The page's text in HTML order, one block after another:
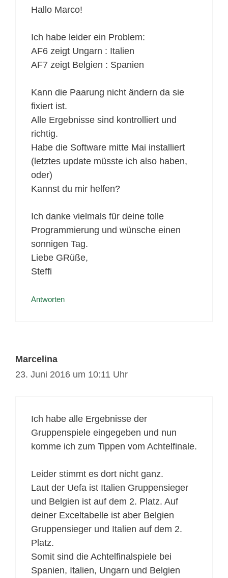
Hallo Marco!
Ich habe leider ein Problem:
AF6 zeigt Ungarn : Italien
AF7 zeigt Belgien : Spanien
Kann die Paarung nicht ändern da sie
fixiert ist.
Alle Ergebnisse sind kontrolliert und
richtig.
Habe die Software mitte Mai installiert
(letztes update müsste ich also haben,
oder)
Kannst du mir helfen?
Ich danke vielmals für deine tolle
Programmierung und wünsche einen
sonnigen Tag.
Liebe GRüße,
Steffi
Antworten
Marcelina
23. Juni 2016 um 10:11 Uhr
Ich habe alle Ergebnisse der
Gruppenspiele eingegeben und nun
komme ich zum Tippen vom Achtelfinale.
Leider stimmt es dort nicht ganz.
Laut der Uefa ist Italien Gruppensieger
und Belgien ist auf dem 2. Platz. Auf
deiner Exceltabelle ist aber Belgien
Gruppensieger und Italien auf dem 2.
Platz.
Somit sind die Achtelfinalspiele bei
Spanien, Italien, Ungarn und Belgien